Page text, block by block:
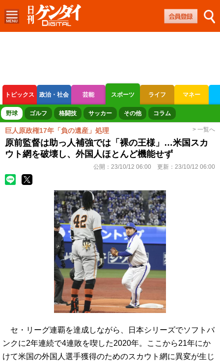
トピックス 政治・社会 芸能 スポーツ ライフ マネー
ボートレース 競輪 オートレース
野球 ゴルフ 格闘技 サッカー その他 コラム
巨人原政権17年「負の遺産」処理 > 一覧へ
原前監督は助っ人補強では「裸の王様」…米国スカ
ウト網を破壊し、外国人ほとんど機能せず
公開： 23/10/12 06:00 更新： 23/10/12 06:00
セ・リーグ連覇を達成しながら、日本シリーズでソフトバ
ンクに2年連続で4連敗を喫した2020年。ここから21年にか
けて米国の外国人選手獲得のためのスカウト網に異変が生じ